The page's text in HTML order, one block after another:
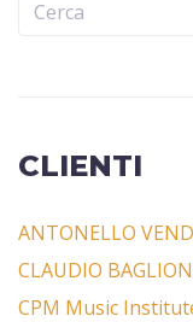
CLIENTI
ANTONELLO
CLAUDIO
CPM Music